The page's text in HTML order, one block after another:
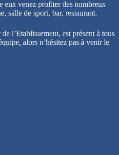
eux venez profiter des nombreux
salle de sport, bar, restaurant.
l’Etablissement, est présent à tous
alors n’hésitez pas à venir le